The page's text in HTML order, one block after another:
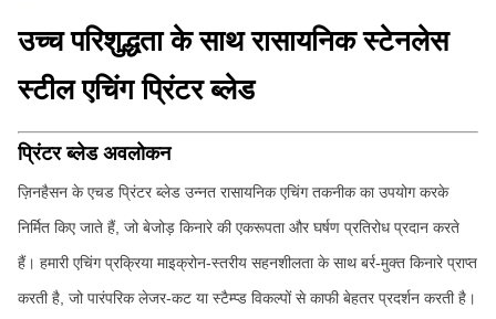
उच्च परिशुद्धता के साथ रासायनिक स्टेनलेस
स्टील एचिंग प्रिंटर ब्लेड
प्रिंटर ब्लेड अवलोकन
ज़िनहैसन के एचड प्रिंटर ब्लेड उन्नत रासायनिक एचिंग तकनीक का उपयोग करके
निर्मित किए जाते हैं, जो बेजोड़ किनारे की एकरूपता और घर्षण प्रतिरोध प्रदान करते
हैं। हमारी एचिंग प्रक्रिया माइक्रोन-स्तरीय सहनशीलता के साथ बर्र-मुक्त किनारे प्राप्त
करती है, जो पारंपरिक लेजर-कट या स्टैम्प्ड विकल्पों से काफी बेहतर प्रदर्शन करती है।